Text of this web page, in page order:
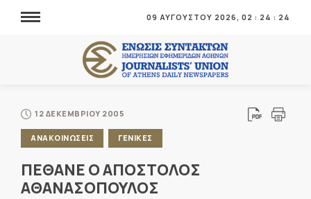
09 ΑΥΓΟΥΣΤΟΥ 2026, 02 : 24 : 25
12 ΔΕΚΕΜΒΡΙΟΥ 2005
ΑΝΑΚΟΙΝΩΣΕΙΣ ΓΕΝΙΚΕΣ
ΠΕΘΑΝΕ Ο ΑΠΟΣΤΟΛΟΣ
ΑΘΑΝΑΣΟΠΟΥΛΟΣ